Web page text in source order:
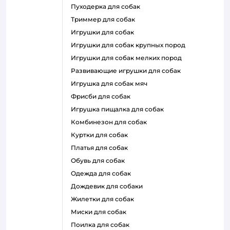
пуходерка для собак
триммер для собак
игрушки для собак
игрушки для собак крупных пород
игрушки для собак мелких пород
развивающие игрушки для собак
игрушка для собак мяч
фрисби для собак
игрушка пищалка для собак
комбинезон для собак
куртки для собак
платья для собак
обувь для собак
одежда для собак
дождевик для собаки
жилетки для собак
миски для собак
поилка для собак